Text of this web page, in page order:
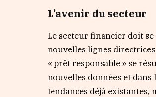
L’avenir du secteur
Le secteur financier doit
nouvelles lignes
« prêt responsable » se
nouvelles données et dans
tendances déjà existantes,